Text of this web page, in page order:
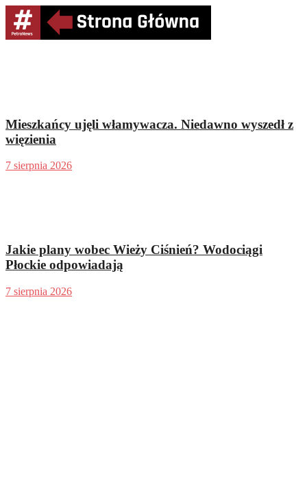
Mieszkańcy ujęli włamywacza. Niedawno wyszedł z
więzienia
7 sierpnia 2026
Jakie plany wobec Wieży Ciśnień? Wodociągi
Płockie odpowiadają
7 sierpnia 2026